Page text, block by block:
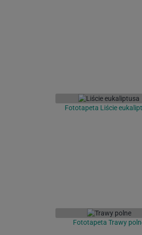
Fototapeta Liście
Fototapeta Trawy